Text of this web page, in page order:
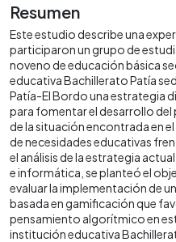
Resumen
Este estudio describe una
participaron un grupo de
noveno de educación básica
educativa Bachillerato Patía
Patía-El Bordo una estrategia
para fomentar el desarrollo
de la situación encontrada en
de necesidades educativas
el análisis de la estrategia
e informática, se planteó el
evaluar la implementación de
basada en gamificación que
pensamiento algorítmico en
institución educativa